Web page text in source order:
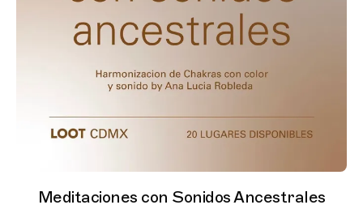
Meditaciones con Sonidos Ancestrales